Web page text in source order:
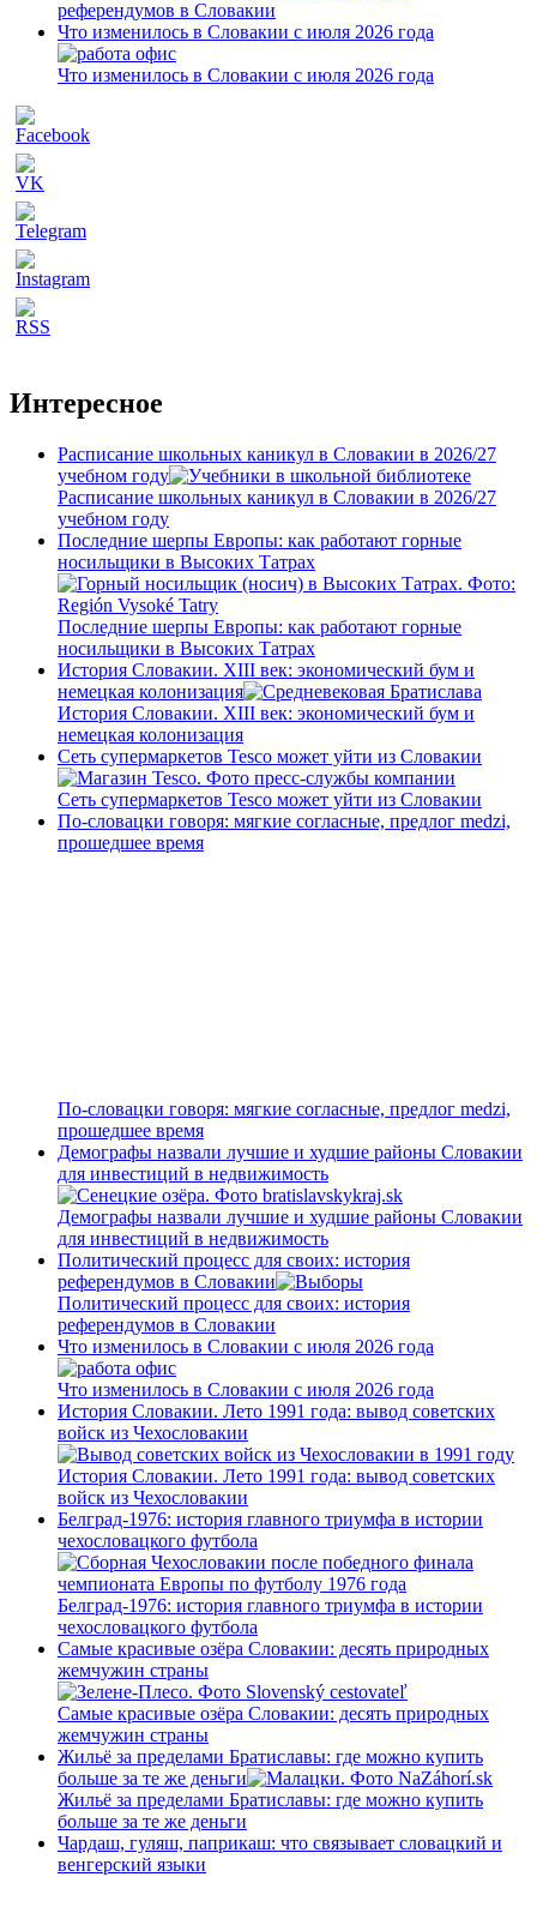
референдумов в Словакии
Что изменилось в Словакии с июля 2026 года
Что изменилось в Словакии с июля 2026 года
Интересное
Расписание школьных каникул в Словакии в 2026/27
учебном году
Расписание школьных каникул в Словакии в 2026/27
учебном году
Последние шерпы Европы: как работают горные
носильщики в Высоких Татрах
Последние шерпы Европы: как работают горные
носильщики в Высоких Татрах
История Словакии. XIII век: экономический бум и
немецкая колонизация
История Словакии. XIII век: экономический бум и
немецкая колонизация
Сеть супермаркетов Tesco может уйти из Словакии
Сеть супермаркетов Tesco может уйти из Словакии
По-словацки говоря: мягкие согласные, предлог medzi,
прошедшее время
По-словацки говоря: мягкие согласные, предлог medzi,
прошедшее время
Демографы назвали лучшие и худшие районы Словакии
для инвестиций в недвижимость
Демографы назвали лучшие и худшие районы Словакии
для инвестиций в недвижимость
Политический процесс для своих: история
референдумов в Словакии
Политический процесс для своих: история
референдумов в Словакии
Что изменилось в Словакии с июля 2026 года
Что изменилось в Словакии с июля 2026 года
История Словакии. Лето 1991 года: вывод советских
войск из Чехословакии
История Словакии. Лето 1991 года: вывод советских
войск из Чехословакии
Белград-1976: история главного триумфа в истории
чехословацкого футбола
Белград-1976: история главного триумфа в истории
чехословацкого футбола
Самые красивые озёра Словакии: десять природных
жемчужин страны
Самые красивые озёра Словакии: десять природных
жемчужин страны
Жильё за пределами Братиславы: где можно купить
больше за те же деньги
Жильё за пределами Братиславы: где можно купить
больше за те же деньги
Чардаш, гуляш, паприкаш: что связывает словацкий и
венгерский языки